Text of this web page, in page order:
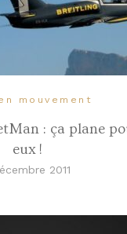
mouvement
: ça plane
eux !
2011